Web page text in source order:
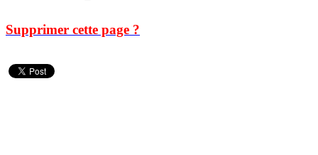
Supprimer cette page ?